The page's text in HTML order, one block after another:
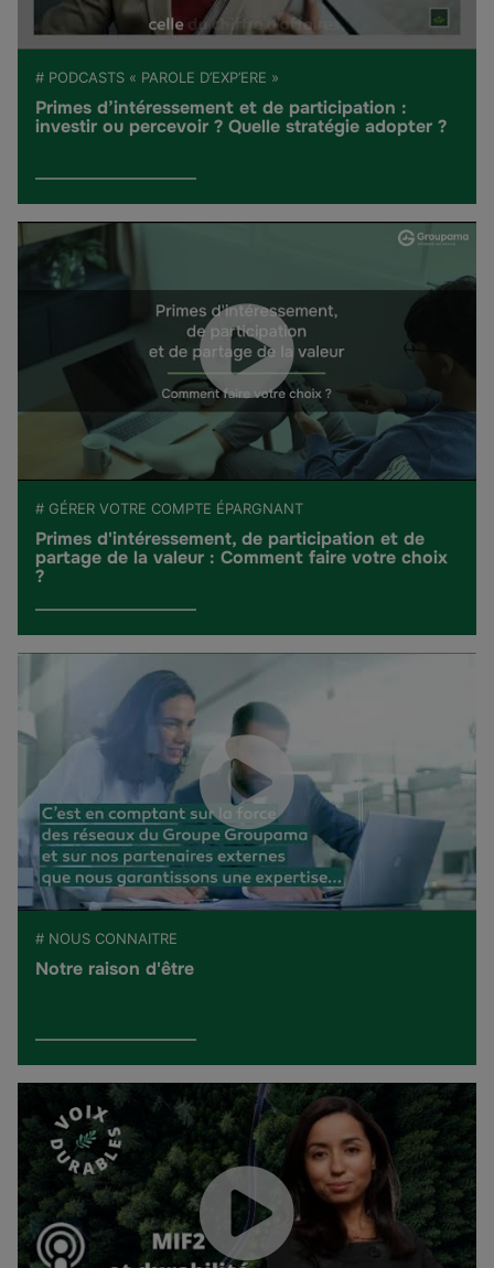
# PODCASTS « PAROLE D’EXP’ERE »
Primes d’intéressement et de participation :
investir ou percevoir ? Quelle stratégie adopter ?
# GÉRER VOTRE COMPTE ÉPARGNANT
Primes d'intéressement, de participation et de
partage de la valeur : Comment faire votre choix
?
# NOUS CONNAITRE
Notre raison d'être